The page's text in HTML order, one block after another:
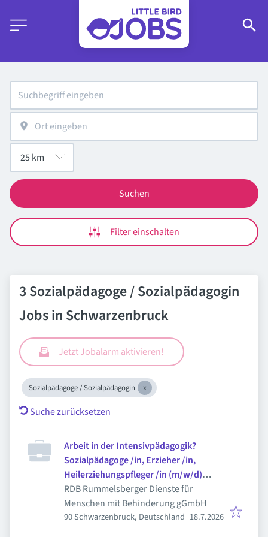
Suchen
Filter einschalten
3 Sozialpädagoge / Sozialpädagogin
Jobs in Schwarzenbruck
Jetzt Jobalarm aktivieren!
Sozialpädagoge / Sozialpädagogin
Suche zurücksetzen
Arbeit in der Intensivpädagogik?
Sozialpädagoge /in, Erzieher /in,
Heilerziehungspfleger /in (m/w/d)
Vollzeit
RDB Rummelsberger Dienste für
Menschen mit Behinderung gGmbH
90 Schwarzenbruck, Deutschland Veröffentlicht:
18.7.2026